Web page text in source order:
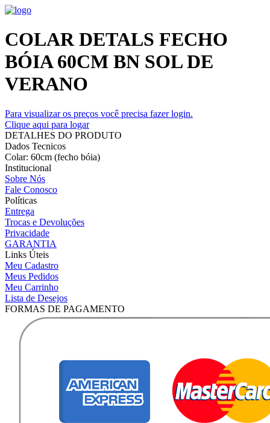
COLAR DETALS FECHO
BÓIA 60CM BN SOL DE
VERANO
Para visualizar os preços você precisa fazer login.
Clique aqui para logar
DETALHES DO PRODUTO
Dados Tecnicos
Colar: 60cm (fecho bóia)
Institucional
Sobre Nós
Fale Conosco
Políticas
Entrega
Trocas e Devoluções
Privacidade
GARANTIA
Links Úteis
Meu Cadastro
Meus Pedidos
Meu Carrinho
Lista de Desejos
FORMAS DE PAGAMENTO